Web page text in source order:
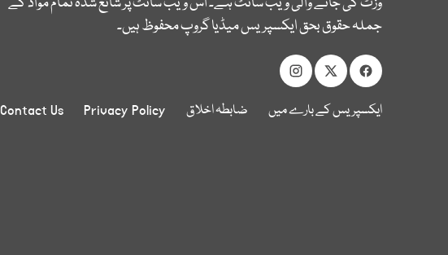
جملہ حقوق بحق ایکسپریس میڈیا گروپ محفوظ ہیں۔
ایکسپریس کے بارے میں ضابطہ اخلاق Privacy Policy
Contact Us